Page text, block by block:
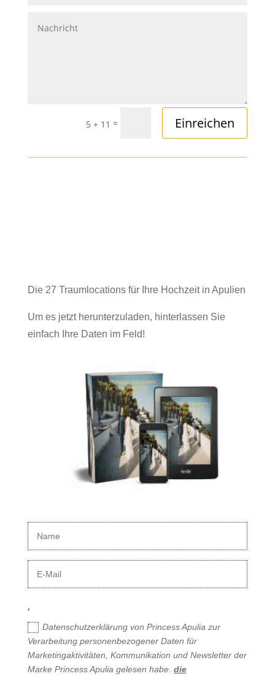
5 + 11 = Einreichen
Die 27 Traumlocations für Ihre Hochzeit in Apulien
Um es jetzt herunterzuladen, hinterlassen Sie
einfach Ihre Daten im Feld!
,
Datenschutzerklärung von Princess Apulia zur
Verarbeitung personenbezogener Daten für
Marketingaktivitäten, Kommunikation und Newsletter der
Marke Princess Apulia gelesen habe. die